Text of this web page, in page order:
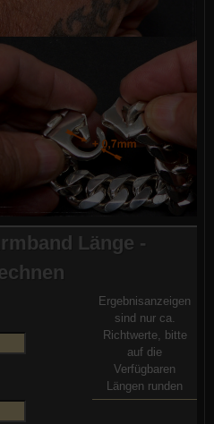
Länge -
Ergebnisanzeigen
sind nur ca.
Richtwerte, bitte
auf die
Verfügbaren
Längen runden